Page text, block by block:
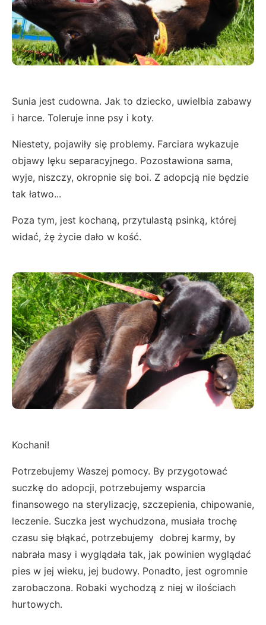
Sunia jest cudowna. Jak to dziecko, uwielbia zabawy
i harce. Toleruje inne psy i koty.
Niestety, pojawiły się problemy. Farciara wykazuje
objawy lęku separacyjnego. Pozostawiona sama,
wyje, niszczy, okropnie się boi. Z adopcją nie będzie
tak łatwo...
Poza tym, jest kochaną, przytulastą psinką, której
widać, żę życie dało w kość.
Kochani!
Potrzebujemy Waszej pomocy. By przygotować
suczkę do adopcji, potrzebujemy wsparcia
finansowego na sterylizację, szczepienia, chipowanie,
leczenie. Suczka jest wychudzona, musiała trochę
czasu się błąkać, potrzebujemy dobrej karmy, by
nabrała masy i wyglądała tak, jak powinien wyglądać
pies w jej wieku, jej budowy. Ponadto, jest ogromnie
zarobaczona. Robaki wychodzą z niej w ilościach
hurtowych.